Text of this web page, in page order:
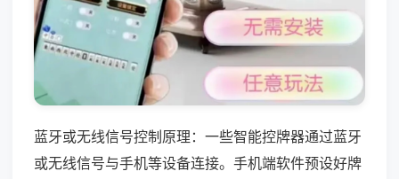
蓝牙或无线信号控制原理：一些智能控牌器通过蓝牙
或无线信号与手机等设备连接。手机端软件预设好牌